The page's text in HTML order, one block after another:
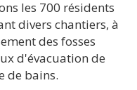
les 700 résidents
divers chantiers, à
des fosses
d'évacuation de
de bains.